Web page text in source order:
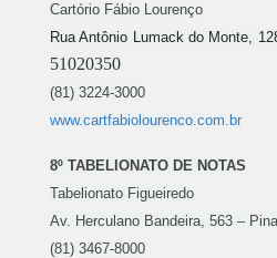
Cartório Fábio Lourenço
Rua Antônio Lumack do Monte,
51020350
(81) 3224-3000
www.cartfabiolourenco.com.br
8º TABELIONATO DE NOTAS
Tabelionato Figueiredo
Av. Herculano Bandeira, 563 –
(81) 3467-8000